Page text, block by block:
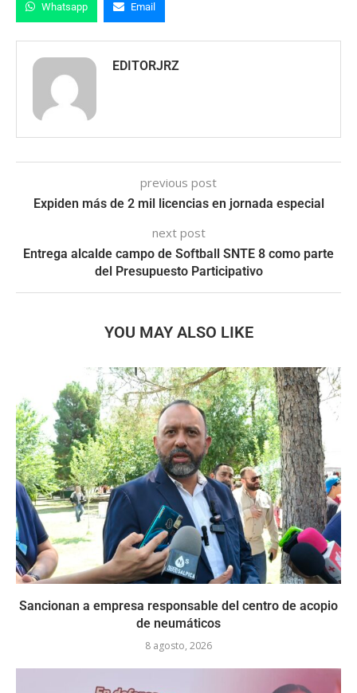
Whatsapp Email
EDITORJRZ
previous post
Expiden más de 2 mil licencias en jornada especial
next post
Entrega alcalde campo de Softball SNTE 8 como parte
del Presupuesto Participativo
YOU MAY ALSO LIKE
Sancionan a empresa responsable del centro de acopio
de neumáticos
8 agosto, 2026